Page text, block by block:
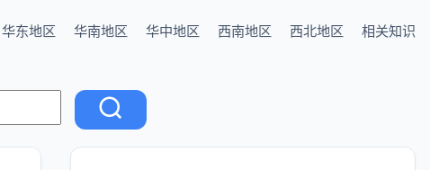
华东地区 华南地区 华中地区 西南地区 西北地区 相关知识